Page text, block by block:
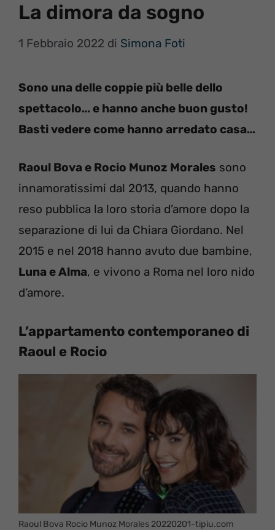
La dimora da sogno
1 Febbraio 2022 di Simona Foti
Sono una delle coppie più belle dello
spettacolo… e hanno anche buon gusto!
Basti vedere come hanno arredato casa…
Raoul Bova e Rocio Munoz Morales sono
innamoratissimi dal 2013, quando hanno
reso pubblica la loro storia d’amore dopo la
separazione di lui da Chiara Giordano. Nel
2015 e nel 2018 hanno avuto due bambine,
Luna e Alma, e vivono a Roma nel loro nido
d’amore.
L’appartamento contemporaneo di
Raoul e Rocio
Raoul Bova Rocio Munoz Morales 20220201-tipiu.com